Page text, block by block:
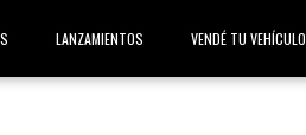
LANZAMIENTOS VENDÉ TU VEHÍCULO